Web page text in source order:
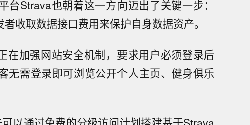
Strava也朝着这一方向迈出了关键一步：
收取数据接口费用来保护自身数据资产。
在加强网站安全机制，要求用户必须登录后
无需登录即可浏览公开个人主页、健身俱乐